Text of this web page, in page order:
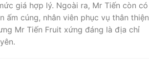
giá hợp lý. Ngoài ra, Mr Tiến còn có
ấm cúng, nhân viên phục vụ thân thiện
Mr Tiến Fruit xứng đáng là địa chỉ